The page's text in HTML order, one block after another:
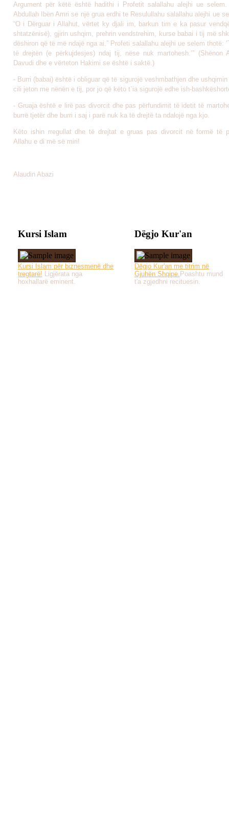
Argument për këtë është hadithi i Profetit salallahu alejhi ue selem.
Abdullah Ibën Amri se një grua erdhi te Resulullahu salallahu alejhi ue
“O i Dërguar i Allahut, vërtet ky djali im, barkun tim e ka pasur
shtatzënisë), gjirin ushqim, prehrin vendstrehim, kurse babai i tij më
dëshiron që të më ndajë nga ai.” Profeti salallahu alejhi ue selem thotë:
të drejtën (e përkujdesjes) ndaj tij, nëse nuk martohesh.’” (Shënon
Davudi dhe e vërteton Hakimi se është i saktë.)
- Burri (babai) është i obliguar që të sigurojë veshmbathjen dhe
cili jeton me nënën e tij, por jo që këto t`ia sigurojë edhe ish-
- Gruaja është e lirë pas divorcit dhe pas përfundimit të idetit të
burrë tjetër dhe burri i saj i parë nuk ka të drejtë ta ndalojë nga kjo.
Këto ishin rregullat dhe të drejtat e gruas pas divorcit në formë të
Allahu e di më së miri!
Alaudin Abazi
Kursi Islam
Kursi Islam për biznesmenë dhe
tregtarë! Ligjërata nga
hoxhallarë eminent.
Dëgjo Kur'an
Dëgjo Kur'an me titrim në
Gjuhën Shqipe. Poashtu mund
t'a zgjedhni recituesin.